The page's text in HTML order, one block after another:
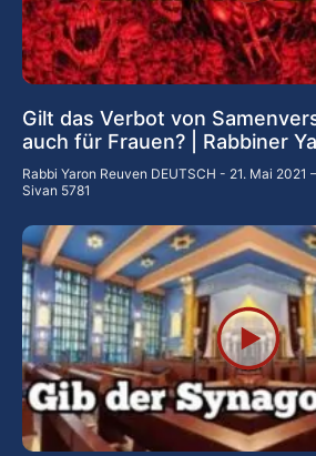
Gilt das Verbot von
auch für Frauen? | Rabbiner
Rabbi Yaron Reuven DEUTSCH
21. Mai 2021
Sivan 5781